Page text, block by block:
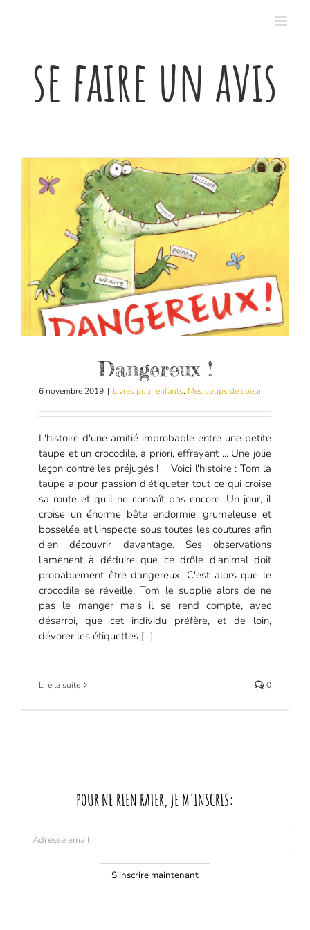
se faire un avis
Dangereux !
6 novembre 2019 | Livres pour enfants, Mes coups de coeur
L'histoire d'une amitié improbable entre une petite
taupe et un crocodile, a priori, effrayant ... Une jolie
leçon contre les préjugés ! Voici l'histoire : Tom la
taupe a pour passion d'étiqueter tout ce qui croise
sa route et qu'il ne connaît pas encore. Un jour, il
croise un énorme bête endormie, grumeleuse et
bosselée et l'inspecte sous toutes les coutures afin
d'en découvrir davantage. Ses observations
l'amènent à déduire que ce drôle d'animal doit
probablement être dangereux. C'est alors que le
crocodile se réveille. Tom le supplie alors de ne
pas le manger mais il se rend compte, avec
désarroi, que cet individu préfère, et de loin,
dévorer les étiquettes [...]
Lire la suite 0
POUR NE RIEN RATER, JE M'INSCRIS: